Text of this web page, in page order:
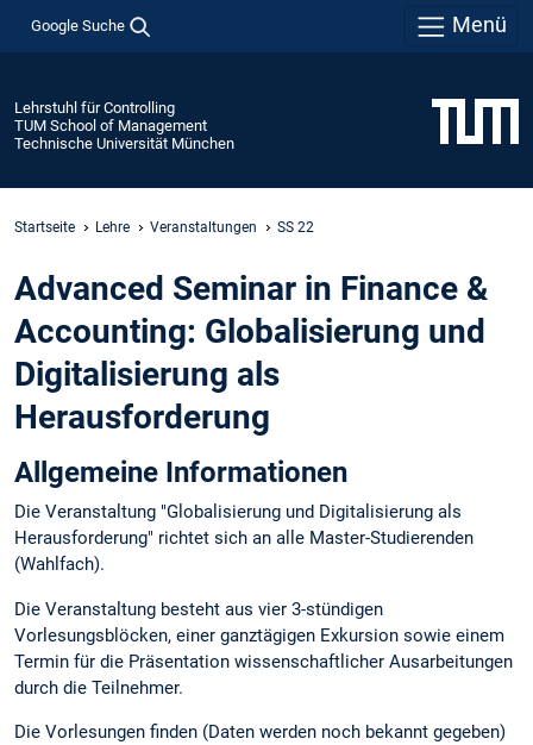
Google Suche Menü
Lehrstuhl für Controlling
TUM School of Management
Technische Universität München
Startseite Lehre Veranstaltungen SS 22
Advanced Seminar in Finance &
Accounting: Globalisierung und
Digitalisierung als
Herausforderung
Allgemeine Informationen
Die Veranstaltung "Globalisierung und Digitalisierung als
Herausforderung" richtet sich an alle Master-Studierenden
(Wahlfach).
Die Veranstaltung besteht aus vier 3-stündigen
Vorlesungsblöcken, einer ganztägigen Exkursion sowie einem
Termin für die Präsentation wissenschaftlicher Ausarbeitungen
durch die Teilnehmer.
Die Vorlesungen finden (Daten werden noch bekannt gegeben)